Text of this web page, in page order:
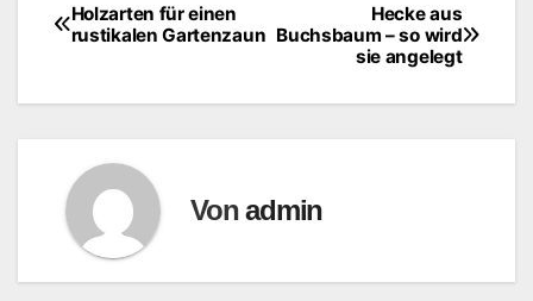
Beitragsnavigation Hecke aus
Buchsbaum – so wird
sie angelegt
Holzarten für einen
rustikalen Gartenzaun
Vonadmin